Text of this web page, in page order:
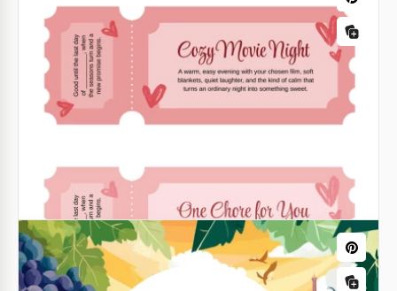
Esta Plantilla de Libro Infantil es perfecta para
escritores aspirantes y profesionales. El estilo
oceánico, el diseño único y los personajes
pensativos te esperan dentro.
Google Slides